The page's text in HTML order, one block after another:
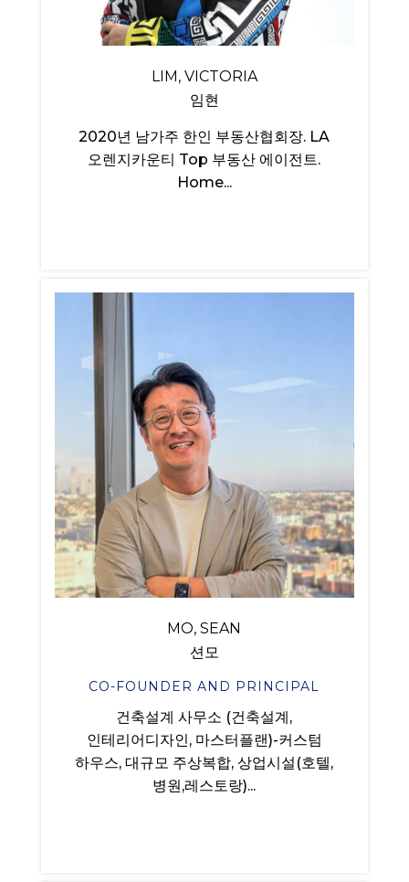
LIM, VICTORIA
임현
2020년 남가주 한인 부동산협회장. LA
오렌지카운티 Top 부동산 에이전트.
Home...
MO, SEAN
션모
CO-FOUNDER AND PRINCIPAL
건축설계 사무소 (건축설계,
인테리어디자인, 마스터플랜)-커스텀
하우스, 대규모 주상복합, 상업시설(호텔,
병원,레스토랑)...